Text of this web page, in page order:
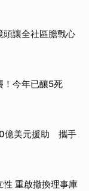
頭讓全社區膽戰心
！今年已釀5死
億美元援助 攜手
性 重啟撤換理事庫